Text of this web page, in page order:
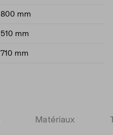
800 mm
510 mm
710 mm
Matériaux